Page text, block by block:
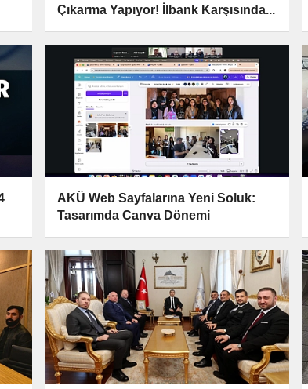
Çıkarma Yapıyor! İlbank Karşısında...
AKÜ Web Sayfalarına Yeni Soluk:
Tasarımda Canva Dönemi